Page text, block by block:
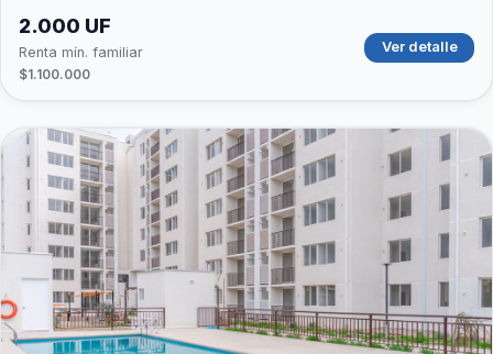
2.000 UF
Renta mín. familiar
$1.100.000
Ver detalle